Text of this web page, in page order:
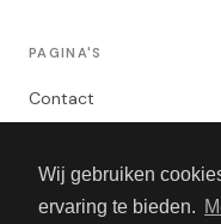
Wij gebruiken
ervaring te bieden.
PAGINA'S
Contact
Algemene Voorwaarden